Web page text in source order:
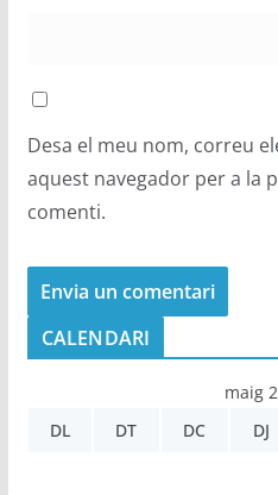
Desa el meu nom, correu
aquest navegador per a la
comenti.
CALENDARI
maig
DL
DT DC DJ